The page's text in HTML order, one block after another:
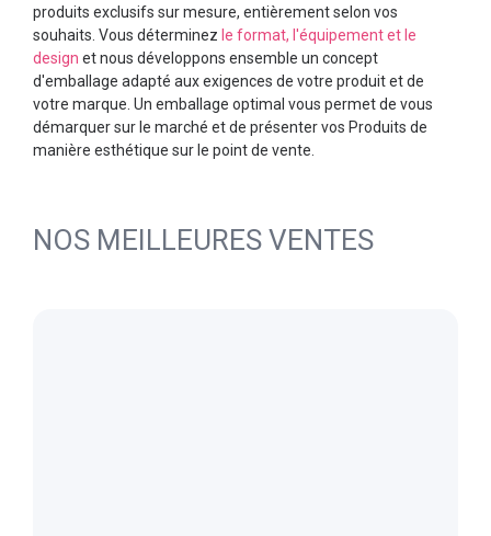
produits exclusifs sur mesure, entièrement selon vos
souhaits. Vous déterminez le format, l'équipement et le
design et nous développons ensemble un concept
d'emballage adapté aux exigences de votre produit et de
votre marque. Un emballage optimal vous permet de vous
démarquer sur le marché et de présenter vos Produits de
manière esthétique sur le point de vente.
NOS MEILLEURES VENTES